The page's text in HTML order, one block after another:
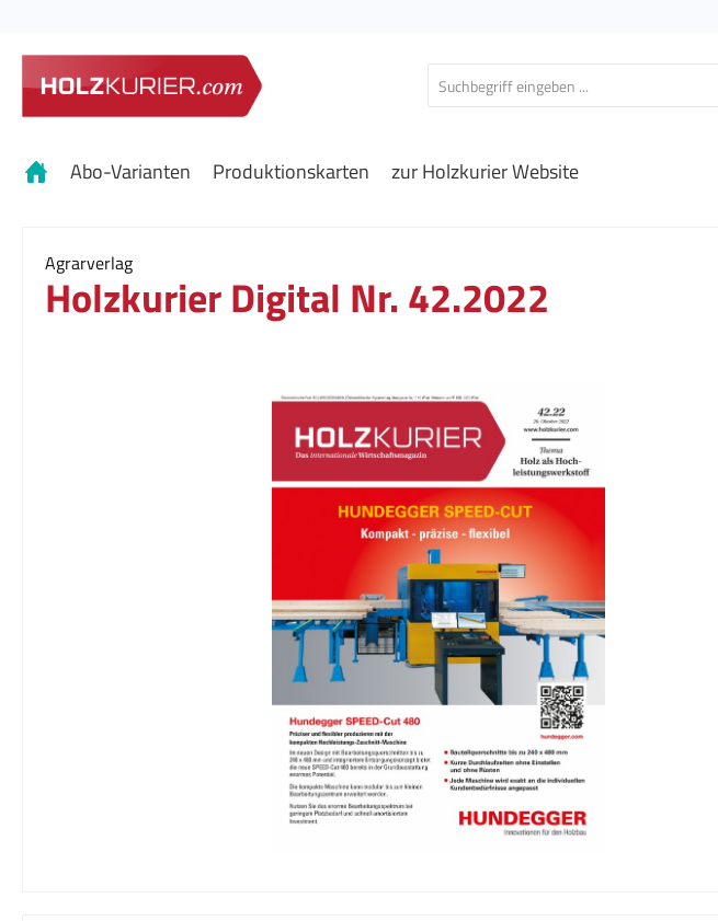
Abo-Varianten Produktionskarten zur Holzkurier Website
Agrarverlag
Holzkurier Digital Nr. 42.2022